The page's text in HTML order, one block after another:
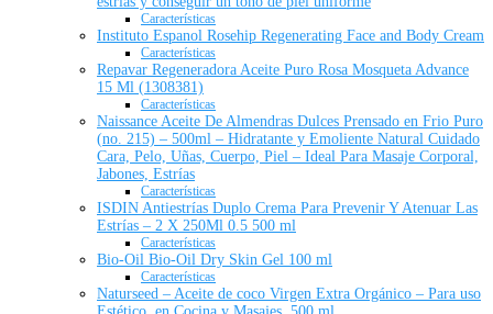
Características
Instituto Espanol Rosehip Regenerating Face and Body Cream
Características
Repavar Regeneradora Aceite Puro Rosa Mosqueta Advance
15 Ml (1308381)
Características
Naissance Aceite De Almendras Dulces Prensado en Frio Puro
(no. 215) – 500ml – Hidratante y Emoliente Natural Cuidado
Cara, Pelo, Uñas, Cuerpo, Piel – Ideal Para Masaje Corporal,
Jabones, Estrías
Características
ISDIN Antiestrías Duplo Crema Para Prevenir Y Atenuar Las
Estrías – 2 X 250Ml 0.5 500 ml
Características
Bio-Oil Bio-Oil Dry Skin Gel 100 ml
Características
Naturseed – Aceite de coco Virgen Extra Orgánico – Para uso